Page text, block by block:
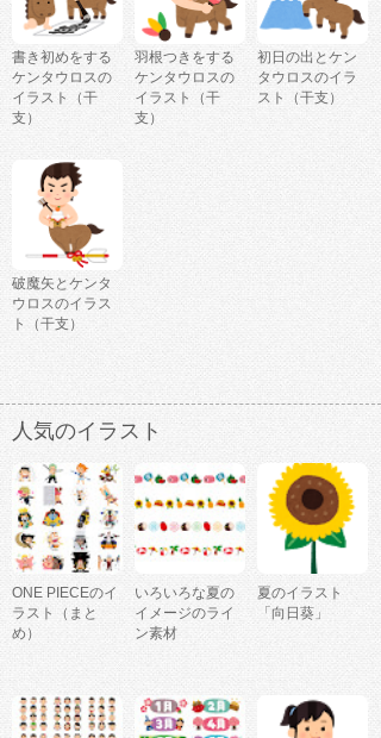
書き初めをする
ケンタウロスの
イラスト（干
支）
羽根つきをする
ケンタウロスの
イラスト（干
支）
初日の出とケン
タウロスのイラ
スト（干支）
破魔矢とケンタ
ウロスのイラス
ト（干支）
人気のイラスト
ONE PIECEのイ
ラスト（まと
め）
いろいろな夏の
イメージのライ
ン素材
夏のイラスト
「向日葵」